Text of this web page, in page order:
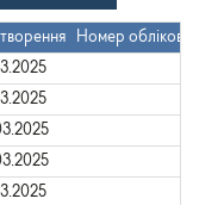
Номер облікової